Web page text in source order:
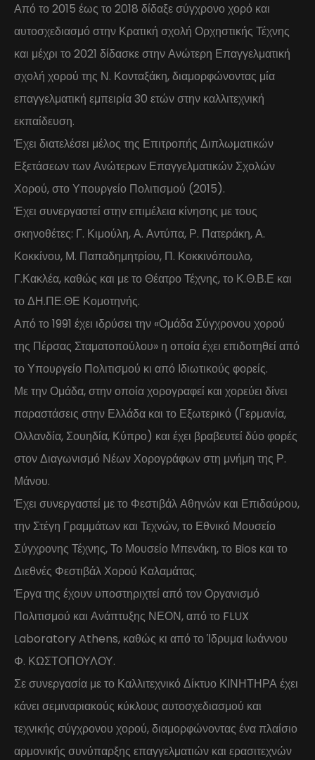
Από το 2015 έως το 2018 δίδαξε σύγχρονο χορό και
αυτοσχεδιασμό στην Κρατική σχολή Ορχηστικής Τέχνης
και μέχρι το 2021 δίδασκε στην Ανώτερη Επαγγελματική
σχολή χορού της Ν. Κονταξάκη, διαμορφώνοντας μία
επαγγελματική εμπειρία 30 ετών στην καλλιτεχνική
εκπαίδευση.
Έχει διατελέσει μέλος της Επιτροπής Διπλωματικών
Εξετάσεων των Ανώτερων Επαγγελματικών Σχολών
Χορού, στο Υπουργείο Πολιτισμού (2015).
Έχει συνεργαστεί στην επιμέλεια κίνησης με τους
σκηνοθέτες: Γ. Κιμούλη, Α. Αντύπα, Ρ. Πατεράκη, Α.
Κοκκίνου, Μ. Παπαδημητρίου, Π. Κοκκινόπουλο,
Γ.Κακλέα, καθώς και με το Θέατρο Τέχνης, το Κ.Θ.Β.Ε και
το ΔΗ.ΠΕ.ΘΕ Κομοτηνής.
Από το 1991 έχει ιδρύσει την «Ομάδα Σύγχρονου χορού
της Πέρσας Σταματοπούλου» η οποία έχει επιδοτηθεί από
το Υπουργείο Πολιτισμού κι από Ιδιωτικούς φορείς.
Με την Ομάδα, στην οποία χορογραφεί και χορεύει δίνει
παραστάσεις στην Ελλάδα και το Εξωτερικό (Γερμανία,
Ολλανδία, Σουηδία, Κύπρο) και έχει βραβευτεί δύο φορές
στον Διαγωνισμό Νέων Χορογράφων στη μνήμη της Ρ.
Μάνου.
Έχει συνεργαστεί με το Φεστιβάλ Αθηνών και Επιδαύρου,
την Στέγη Γραμμάτων και Τεχνών, το Εθνικό Μουσείο
Σύγχρονης Τέχνης, Το Μουσείο Μπενάκη, το Bios και το
Διεθνές Φεστιβάλ Χορού Καλαμάτας.
Έργα της έχουν υποστηριχτεί από τον Οργανισμό
Πολιτισμού και Ανάπτυξης ΝΕΟΝ, από το FLUX
Laboratory Athens, καθώς κι από το Ίδρυμα Ιωάννου
Φ. ΚΩΣΤΟΠΟΥΛΟΥ.
Σε συνεργασία με το Καλλιτεχνικό Δίκτυο ΚΙΝΗΤΗΡΑ έχει
κάνει σεμιναριακούς κύκλους αυτοσχεδιασμού και
τεχνικής σύγχρονου χορού, διαμορφώνοντας ένα πλαίσιο
αρμονικής συνύπαρξης επαγγελματιών και ερασιτεχνών